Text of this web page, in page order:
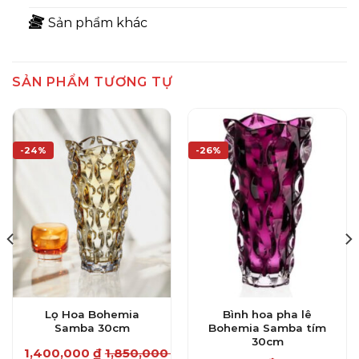
Sản phẩm khác
SẢN PHẨM TƯƠNG TỰ
-24%
Lọ Hoa Bohemia
Samba 30cm
1,400,000 ₫ 1,850,000
-26%
Bình hoa pha lê
Bohemia Samba tím
30cm